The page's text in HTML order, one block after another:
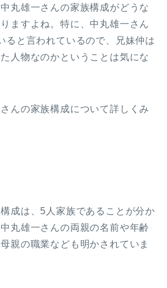
丸雄一さんの家族構成がどうな
ますよね。特に、中丸雄一さん
ると言われているので、兄妹仲は
人物なのかということは気にな
んの家族構成について詳しくみ
成は、5人家族であることが分か
丸雄一さんの両親の名前や年齢
親の職業なども明かされていま